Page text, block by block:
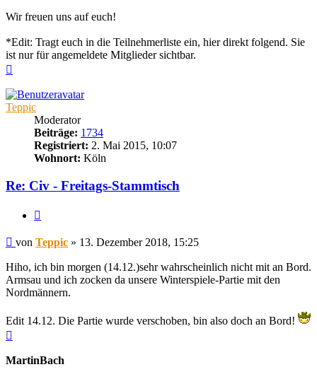
Wir freuen uns auf euch!
*Edit: Tragt euch in die Teilnehmerliste ein, hier direkt folgend. Sie
ist nur für angemeldete Mitglieder sichtbar.
Teppic
Moderator
Beiträge: 1734
Registriert: 2. Mai 2015, 10:07
Wohnort: Köln
Re: Civ - Freitags-Stammtisch
Beitrag
von Teppic » 13. Dezember 2018, 15:25
Hiho, ich bin morgen (14.12.)sehr wahrscheinlich nicht mit an Bord.
Armsau und ich zocken da unsere Winterspiele-Partie mit den
Nordmännern.
Edit 14.12. Die Partie wurde verschoben, bin also doch an Bord!
MartinBach